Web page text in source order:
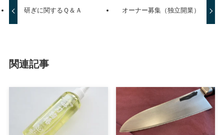
研ぎに関するＱ＆Ａ オーナー募集（独立開業）
関連記事